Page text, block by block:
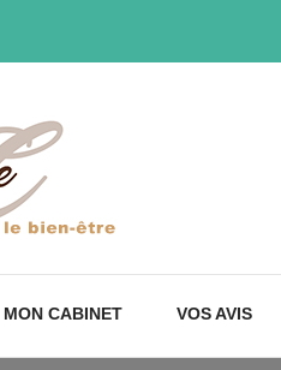
MON CABINET VOS AVIS